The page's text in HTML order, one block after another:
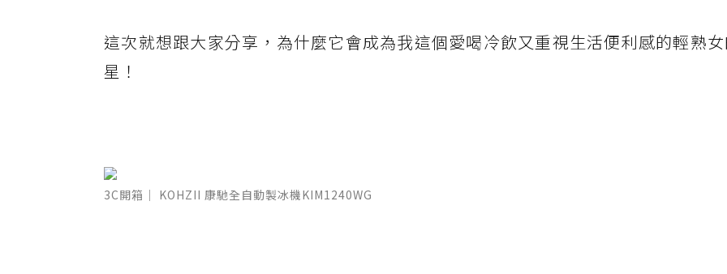
這次就想跟大家分享，為什麼它會成為我這個愛喝冷飲又重視生活便利感的輕熟
星！
3C開箱｜ KOHZII 康馳全自動製冰機KIM1240WG